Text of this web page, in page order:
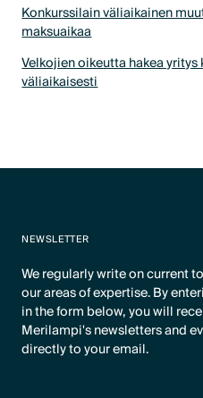
Konkurssilain väliaikainen
maksuaikaa
Velkojien oikeutta hakea
väliaikaisesti
NEWSLETTER
We regularly write on current
our areas of expertise. By
in the form below, you will
Merilampi's newsletters and
directly to your email.